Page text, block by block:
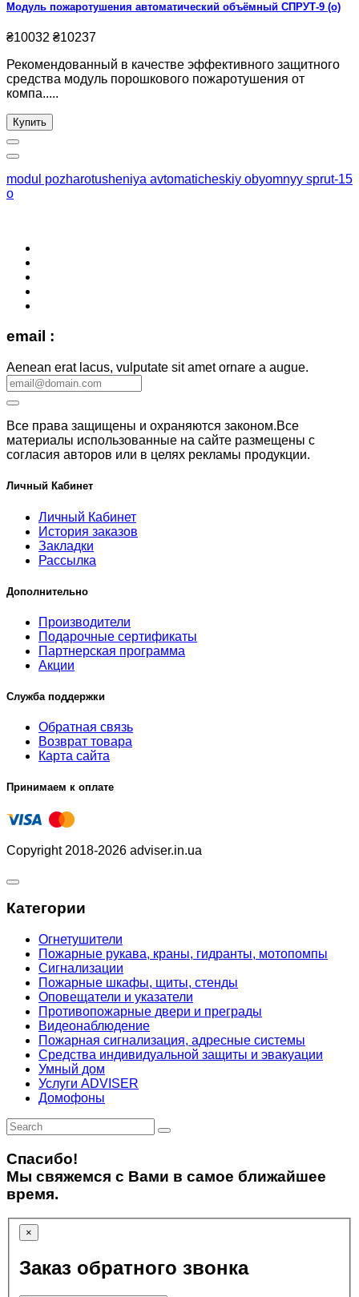
Модуль пожаротушения автоматический объёмный СПРУТ-9 (о)
₴10032 ₴10237
Рекомендованный в качестве эффективного защитного
средства модуль порошкового пожаротушения от
компа.....
Купить
modul pozharotusheniya avtomaticheskiy obyomnyy sprut-15
o
email :
Aenean erat lacus, vulputate sit amet ornare a augue.
Все права защищены и охраняются законом.Все
материалы использованные на сайте размещены с
согласия авторов или в целях рекламы продукции.
Личный Кабинет
Личный Кабинет
История заказов
Закладки
Рассылка
Дополнительно
Производители
Подарочные сертификаты
Партнерская программа
Акции
Служба поддержки
Обратная связь
Возврат товара
Карта сайта
Принимаем к оплате
Copyright 2018-2026 adviser.in.ua
Категории
Огнетушители
Пожарные рукава, краны, гидранты, мотопомпы
Сигнализации
Пожарные шкафы, щиты, стенды
Оповещатели и указатели
Противопожарные двери и преграды
Видеонаблюдение
Пожарная сигнализация, адресные системы
Средства индивидуальной защиты и эвакуации
Умный дом
Услуги ADVISER
Домофоны
Спасибо!
Мы свяжемся с Вами в самое ближайшее
время.
×
Заказ обратного звонка